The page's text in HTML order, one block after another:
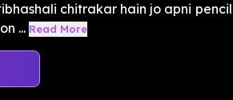
chitrakar hain jo apni pencil
... Read More